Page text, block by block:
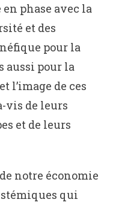
phase avec la
et des
pour la
aussi pour la
l’image de ces
vis de leurs
et de leurs
notre économie
qui